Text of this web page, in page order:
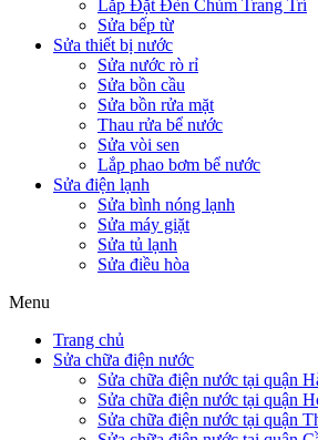
Lắp Đặt Đèn Chùm Trang Trí
Sửa bếp từ
Sửa thiết bị nước
Sửa nước rò rỉ
Sửa bồn cầu
Sửa bồn rửa mặt
Thau rửa bể nước
Sửa vòi sen
Lắp phao bơm bể nước
Sửa điện lạnh
Sửa bình nóng lạnh
Sửa máy giặt
Sửa tủ lạnh
Sửa điều hòa
Menu
Trang chủ
Sửa chữa điện nước
Sửa chữa điện nước tại quận
Sửa chữa điện nước tại quận
Sửa chữa điện nước tại quận